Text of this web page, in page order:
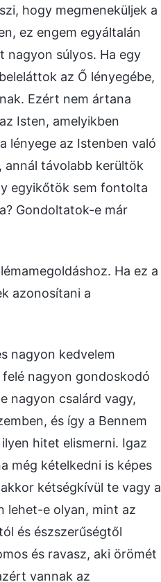
hogy megmeneküljek a
ez engem egyáltalán
nagyon súlyos. Ha egy
az Ő lényegébe,
Ezért nem ártana
Isten, amelyikben
lényege az Istenben való
annál távolabb kerültök
egyikőtök sem fontolta
Gondoltatok-e már
Ha ez a
azonosítani a
nagyon kedvelem
nagyon gondoskodó
nagyon csalárd vagy,
és így a Bennem
hitet elismerni. Igaz
még kételkedni is képes
kétségkívül te vagy a
lehet-e olyan, mint az
és észszerűségtől
és ravasz, aki örömét
vannak az